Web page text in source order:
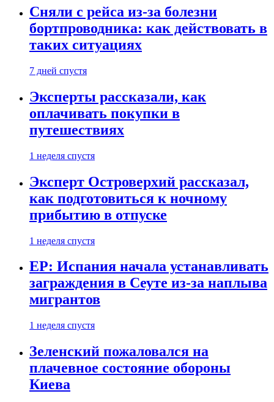
Сняли с рейса из-за болезни
бортпроводника: как действовать в
таких ситуациях
7 дней спустя
Эксперты рассказали, как
оплачивать покупки в
путешествиях
1 неделя спустя
Эксперт Островерхий рассказал,
как подготовиться к ночному
прибытию в отпуске
1 неделя спустя
EP: Испания начала устанавливать
заграждения в Сеуте из-за наплыва
мигрантов
1 неделя спустя
Зеленский пожаловался на
плачевное состояние обороны
Киева